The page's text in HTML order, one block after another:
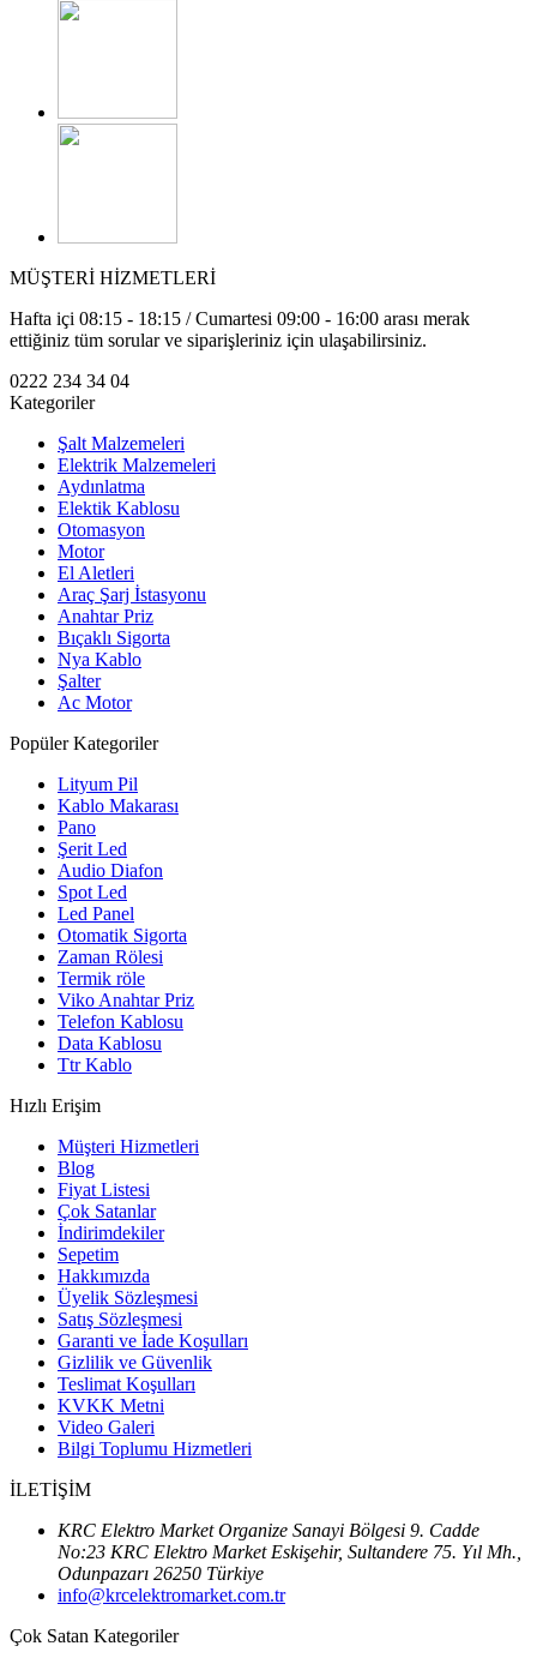
MÜŞTERİ HİZMETLERİ
Hafta içi 08:15 - 18:15 / Cumartesi 09:00 - 16:00 arası merak
ettiğiniz tüm sorular ve siparişleriniz için ulaşabilirsiniz.
0222 234 34 04
Kategoriler
Şalt Malzemeleri
Elektrik Malzemeleri
Aydınlatma
Elektik Kablosu
Otomasyon
Motor
El Aletleri
Araç Şarj İstasyonu
Anahtar Priz
Bıçaklı Sigorta
Nya Kablo
Şalter
Ac Motor
Popüler Kategoriler
Lityum Pil
Kablo Makarası
Pano
Şerit Led
Audio Diafon
Spot Led
Led Panel
Otomatik Sigorta
Zaman Rölesi
Termik röle
Viko Anahtar Priz
Telefon Kablosu
Data Kablosu
Ttr Kablo
Hızlı Erişim
Müşteri Hizmetleri
Blog
Fiyat Listesi
Çok Satanlar
İndirimdekiler
Sepetim
Hakkımızda
Üyelik Sözleşmesi
Satış Sözleşmesi
Garanti ve İade Koşulları
Gizlilik ve Güvenlik
Teslimat Koşulları
KVKK Metni
Video Galeri
Bilgi Toplumu Hizmetleri
İLETİŞİM
KRC Elektro Market Organize Sanayi Bölgesi 9. Cadde
No:23 KRC Elektro Market Eskişehir, Sultandere 75. Yıl Mh.,
Odunpazarı 26250 Türkiye
info@krcelektromarket.com.tr
Çok Satan Kategoriler